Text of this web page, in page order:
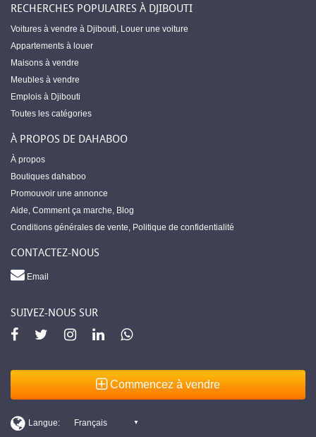
RECHERCHES POPULAIRES À DJIBOUTI
Voitures à vendre à Djibouti, Louer une voiture
Appartements à louer
Maisons à vendre
Meubles à vendre
Emplois à Djibouti
Toutes les catégories
À PROPOS DE DAHABOO
À propos
Boutiques dahaboo
Promouvoir une annonce
Aide, Comment ça marche, Blog
Conditions générales de vente, Politique de confidentialité
CONTACTEZ-NOUS
Email
SUIVEZ-NOUS SUR
Commencez à vendre